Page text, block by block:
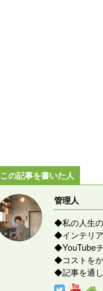
この記事を書いた人
管理人
◆私の人生
◆インテリ
◆YouTube
◆コストを
◆記事を通